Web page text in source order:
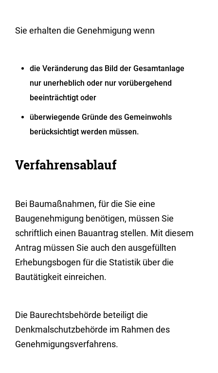
Sie erhalten die Genehmigung wenn
die Veränderung das Bild der Gesamtanlage
nur unerheblich oder nur vorübergehend
beeinträchtigt oder
überwiegende Gründe des Gemeinwohls
berücksichtigt werden müssen.
Verfahrensablauf
Bei Baumaßnahmen, für die Sie eine
Baugenehmigung benötigen, müssen Sie
schriftlich einen Bauantrag stellen. Mit diesem
Antrag müssen Sie auch den ausgefüllten
Erhebungsbogen für die Statistik über die
Bautätigkeit einreichen.
Die Baurechtsbehörde beteiligt die
Denkmalschutzbehörde im Rahmen des
Genehmigungsverfahrens.